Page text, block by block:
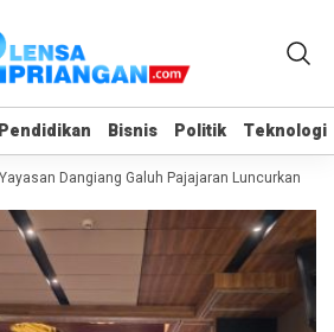
Pendidikan Bisnis Politik Teknologi
Pendidikan Bisnis Politik Teknologi
Dangiang Galuh Pajajaran Luncurkan